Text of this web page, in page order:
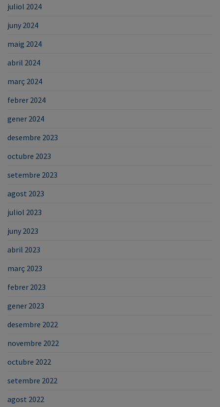
juliol 2024
juny 2024
maig 2024
abril 2024
març 2024
febrer 2024
gener 2024
desembre 2023
octubre 2023
setembre 2023
agost 2023
juliol 2023
juny 2023
abril 2023
març 2023
febrer 2023
gener 2023
desembre 2022
novembre 2022
octubre 2022
setembre 2022
agost 2022